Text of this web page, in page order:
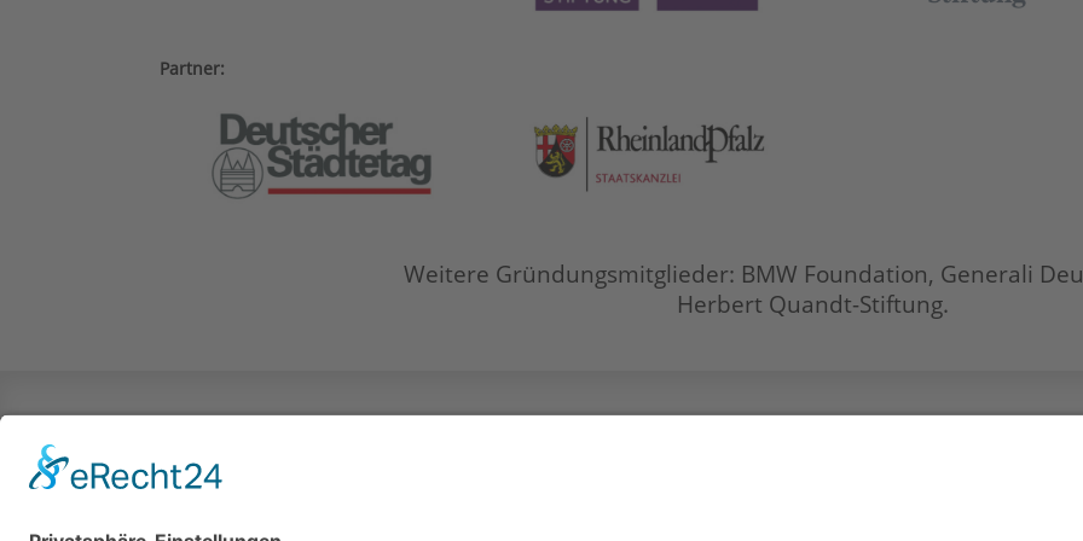
Partner:
Weitere Gründungsmitglieder: BMW Foundation, Generali
Herbert Quandt-Stiftung.